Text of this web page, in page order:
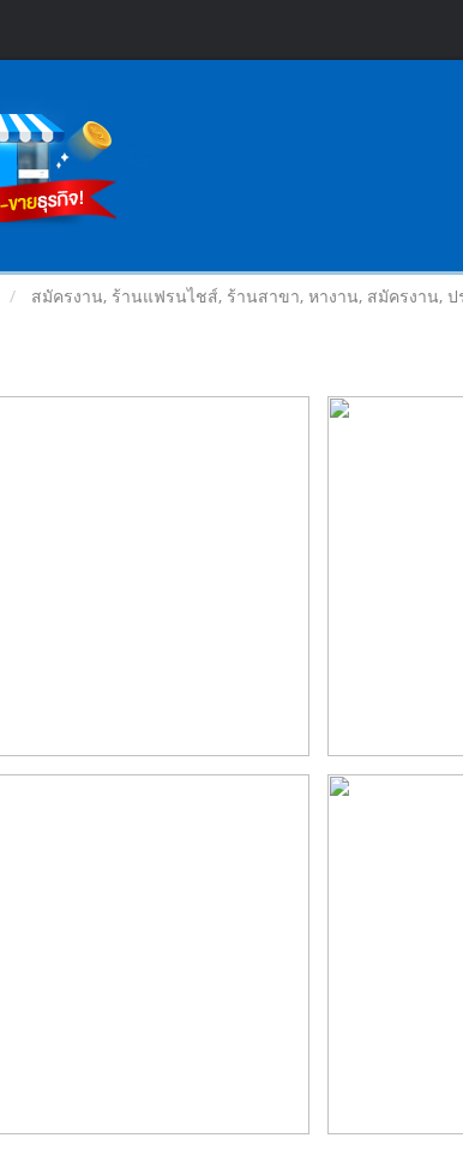
สมัครงาน, ร้านแฟรนไชส์, ร้านสาขา, หางาน, สมัครงาน,